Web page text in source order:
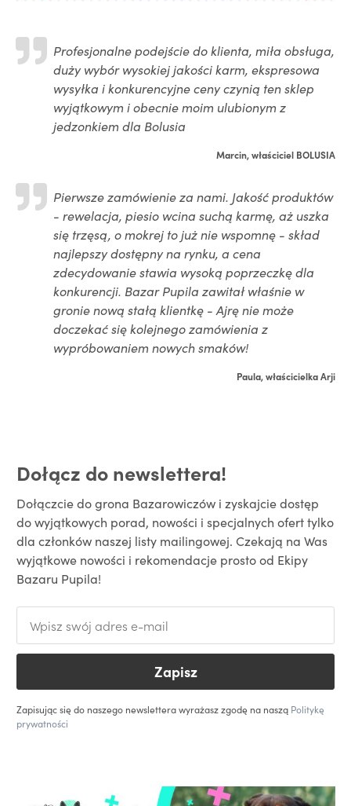
Profesjonalne podejście do klienta, miła obsługa,
duży wybór wysokiej jakości karm, ekspresowa
wysyłka i konkurencyjne ceny czynią ten sklep
wyjątkowym i obecnie moim ulubionym z
jedzonkiem dla Bolusia
Marcin, właściciel BOLUSIA
Pierwsze zamówienie za nami. Jakość produktów
- rewelacja, piesio wcina suchą karmę, aż uszka
się trzęsą, o mokrej to już nie wspomnę - skład
najlepszy dostępny na rynku, a cena
zdecydowanie stawia wysoką poprzeczkę dla
konkurencji. Bazar Pupila zawitał właśnie w
gronie nową stałą klientkę - Ajrę nie może
doczekać się kolejnego zamówienia z
wypróbowaniem nowych smaków!
Paula, właścicielka Arji
Dołącz do newslettera!
Dołączcie do grona Bazarowiczów i zyskajcie dostęp
do wyjątkowych porad, nowości i specjalnych ofert tylko
dla członków naszej listy mailingowej. Czekają na Was
wyjątkowe nowości i rekomendacje prosto od Ekipy
Bazaru Pupila!
Zapisz
Zapisując się do naszego newslettera wyrażasz zgodę na naszą Politykę
prywatności